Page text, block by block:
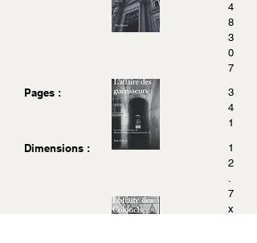
4
8
3
0
7
Pages :
3
4
1
Dimensions :
1
2
.
7
x